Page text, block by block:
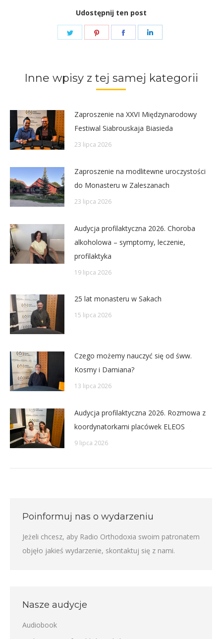
Udostępnij ten post
Share
Share
Share
Inne wpisy z tej samej kategorii
Zaproszenie na XXVI Międzynarodowy
Festiwal Siabrouskaja Biasieda
23 lipca 2026
Zaproszenie na modlitewne uroczystości
do Monasteru w Zaleszanach
23 lipca 2026
Audycja profilaktyczna 2026. Choroba
alkoholowa – symptomy, leczenie,
profilaktyka
19 lipca 2026
25 lat monasteru w Sakach
15 lipca 2026
Czego możemy nauczyć się od śww.
Kosmy i Damiana?
13 lipca 2026
Audycja profilaktyczna 2026. Rozmowa z
koordynatorkami placówek ELEOS
9 lipca 2026
Poinformuj nas o wydarzeniu
Jeżeli chcesz, aby Radio Orthodoxia swoim patronatem
objęło jakieś wydarzenie, skontaktuj się z nami.
Nasze audycje
Audiobook